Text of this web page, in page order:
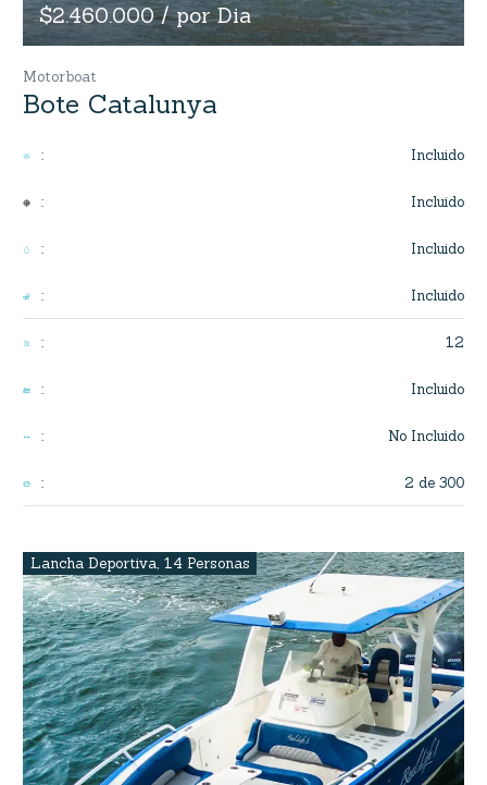
$2.460.000 / por Dia
Motorboat
Bote Catalunya
: Incluido
: Incluido
: Incluido
: Incluido
: 12
: Incluido
: No Incluido
: 2 de 300
Lancha Deportiva, 14 Personas